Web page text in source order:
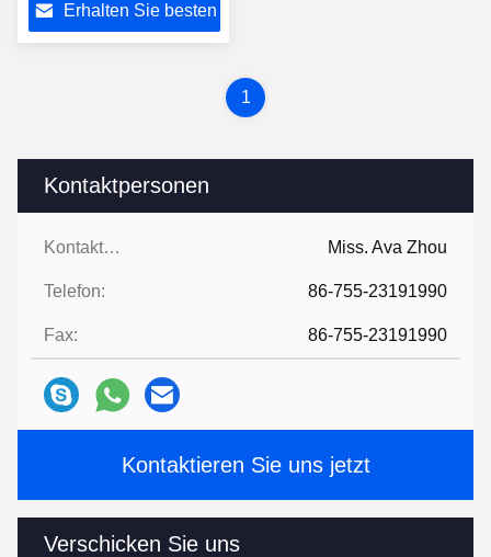
Kontaktpersonen
Kontaktpersonen: Miss. Ava Zhou
Telefon: 86-755-23191990
Fax: 86-755-23191990
Kontaktieren Sie uns jetzt
Verschicken Sie uns
Wifi Module mit
VR/AR/Roboter
Erhalten Sie besten
1